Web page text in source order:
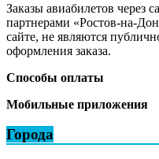
Заказы авиабилетов через
партнерами «Ростов-на-
сайте, не являются
оформления заказа.
Способы оплаты
Мобильные приложения
Города